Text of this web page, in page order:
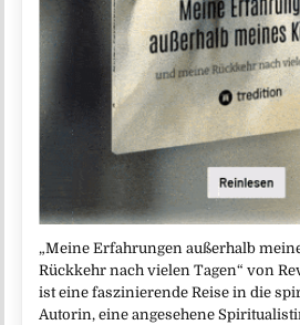
„Meine Erfahrungen außerhalb
Rückkehr nach vielen Tagen“ von
ist eine faszinierende Reise in die
Autorin, eine angesehene